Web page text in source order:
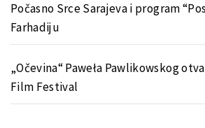
Počasno Srce Sarajeva i program
Farhadiju
„Očevina“ Paweła Pawlikowskog
Film Festival